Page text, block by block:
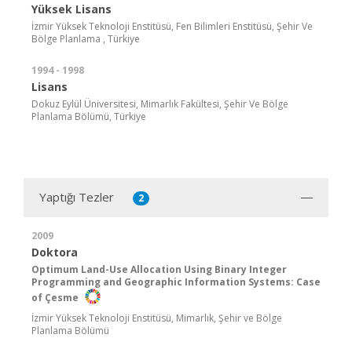
Yüksek Lisans
İzmir Yüksek Teknoloji Enstitüsü, Fen Bilimleri Enstitüsü, Şehir Ve
Bölge Planlama , Türkiye
1994 - 1998
Lisans
Dokuz Eylül Üniversitesi, Mimarlık Fakültesi, Şehir Ve Bölge
Planlama Bölümü, Türkiye
Yaptığı Tezler 2
2009
Doktora
Optimum Land-Use Allocation Using Binary Integer
Programming and Geographic Information Systems: Case
of Çesme
İzmir Yüksek Teknoloji Enstitüsü, Mimarlık, Şehir ve Bölge
Planlama Bölümü